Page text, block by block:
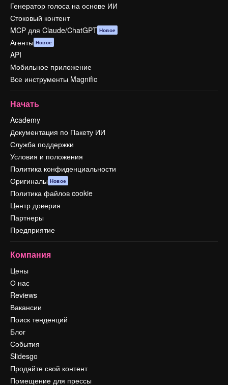
Генератор голоса на основе ИИ
Стоковый контент
MCP для Claude/ChatGPT Новое
Агенты Новое
API
Мобильное приложение
Все инструменты Magnific
Начать
Academy
Документация по Пакету ИИ
Служба поддержки
Условия и положения
Политика конфиденциальности
Оригиналы Новое
Политика файлов cookie
Центр доверия
Партнеры
Предприятие
Компания
Цены
О нас
Reviews
Вакансии
Поиск тенденций
Блог
События
Slidesgo
Продайте свой контент
Помещение для прессы